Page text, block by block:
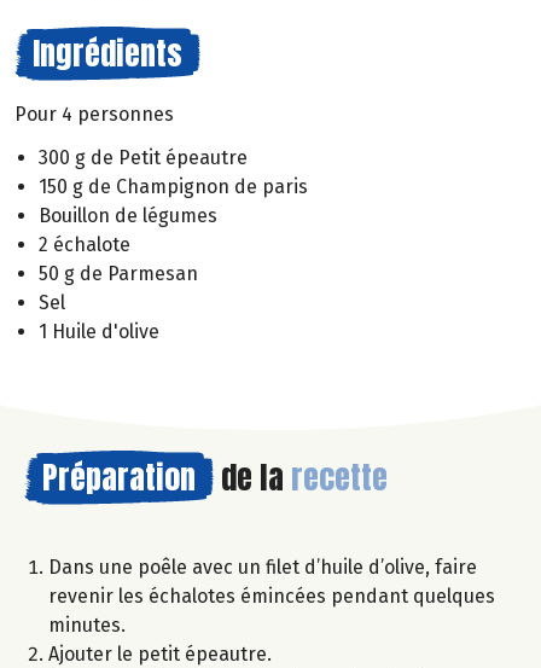
Ingrédients
Pour 4 personnes
300 g de Petit épeautre
150 g de Champignon de paris
Bouillon de légumes
2 échalote
50 g de Parmesan
Sel
1 Huile d'olive
Préparation de la recette
Dans une poêle avec un filet d’huile d’olive, faire
revenir les échalotes émincées pendant quelques
minutes.
Ajouter le petit épeautre.